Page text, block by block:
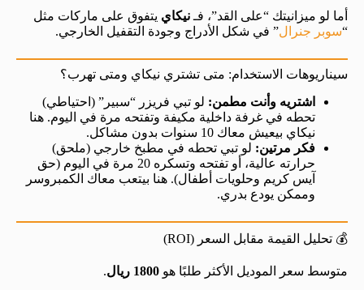
أما لو ميزانيتك “على القد”، فـ نيكاي يتفوق على ماركات مثل
“سوبر جنرال” في شكل الأدراج وجودة التقفيل الخارجي.
سيناريوهات الاستخدام: متى تشتري نيكاي ومتى تهرب؟
اشتريه وأنت مطمن: لو تبي فريزر “سبير” (احتياطي)
تحطه في غرفة داخلية مكيفة وتفتحه مرة في اليوم. هنا
نيكاي بيعيش معاك 10 سنوات بدون مشاكل.
فكر مرتين: لو تبي تحطه في مطبخ خارجي (ملحق)
حرارته عالية، أو تفتحه وتسكره 20 مرة في اليوم (حق
آيس كريم وحلويات أطفال). هنا بيتعب معاك الكمبروسر
وممكن يودع بدري.
💰 تحليل القيمة مقابل السعر (ROI)
متوسط سعر الموديل الأكثر طلبًا هو 1800 ريال .